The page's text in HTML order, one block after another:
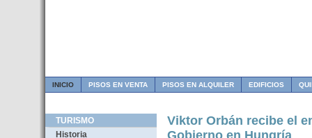
INICIO PISOS EN VENTA PISOS EN ALQUILER EDIFICIOS
TURISMO
Historia
Viktor Orbán recibe el
Gobierno en Hungría